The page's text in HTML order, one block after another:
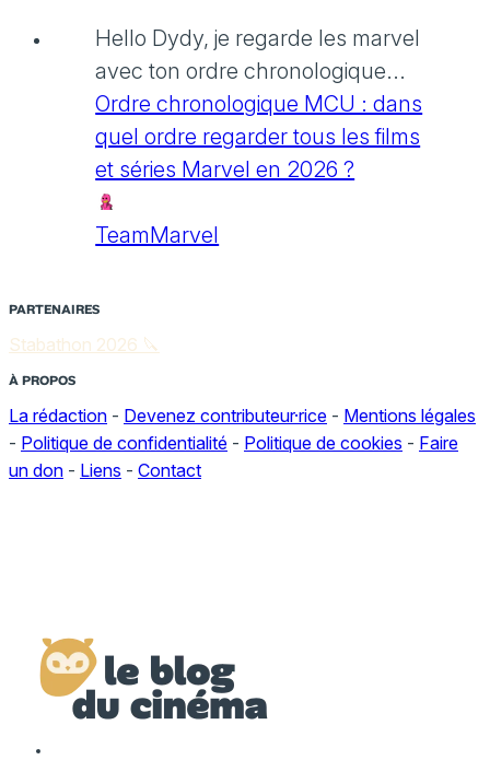
Hello Dydy, je regarde les marvel
avec ton ordre chronologique...
Ordre chronologique MCU : dans
quel ordre regarder tous les films
et séries Marvel en 2026 ?
TeamMarvel
PARTENAIRES
Stabathon 2026 🔪
À PROPOS
La rédaction - Devenez contributeur·rice - Mentions légales
- Politique de confidentialité - Politique de cookies - Faire
un don - Liens - Contact